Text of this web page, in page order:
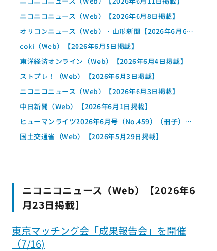
ニコニコニュース（Web）【2026年6月8日掲載】
オリコンニュース（Web）・山形新聞【2026年6月6日
掲載】
coki（Web）【2026年6月5日掲載】
東洋経済オンライン（Web）【2026年6月4日掲載】
ストプレ！（Web）【2026年6月3日掲載】
ニコニコニュース（Web）【2026年6月3日掲載】
中日新聞（Web）【2026年6月1日掲載】
ヒューマンライツ2026年6月号（No.459）（冊子）
【2026年6月掲載】
国土交通省（Web）【2026年5月29日掲載】
ニコニコニュース（Web）【2026年6
月23日掲載】
東京マッチング会「成果報告会」を開催
（7/16)